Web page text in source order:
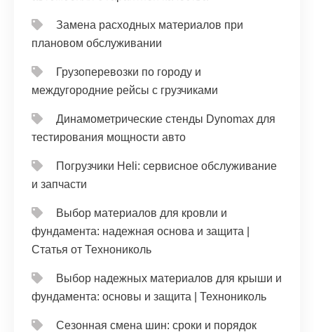
Замена расходных материалов при
плановом обслуживании
Грузоперевозки по городу и
междугородние рейсы с грузчиками
Динамометрические стенды Dynomax для
тестирования мощности авто
Погрузчики Heli: сервисное обслуживание
и запчасти
Выбор материалов для кровли и
фундамента: надежная основа и защита |
Статья от Технониколь
Выбор надежных материалов для крыши и
фундамента: основы и защита | Технониколь
Сезонная смена шин: сроки и порядок